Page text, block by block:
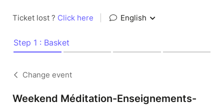
Ticket lost ? Click here English
Step 1 : Basket
Change event
Weekend Méditation-Enseignements-